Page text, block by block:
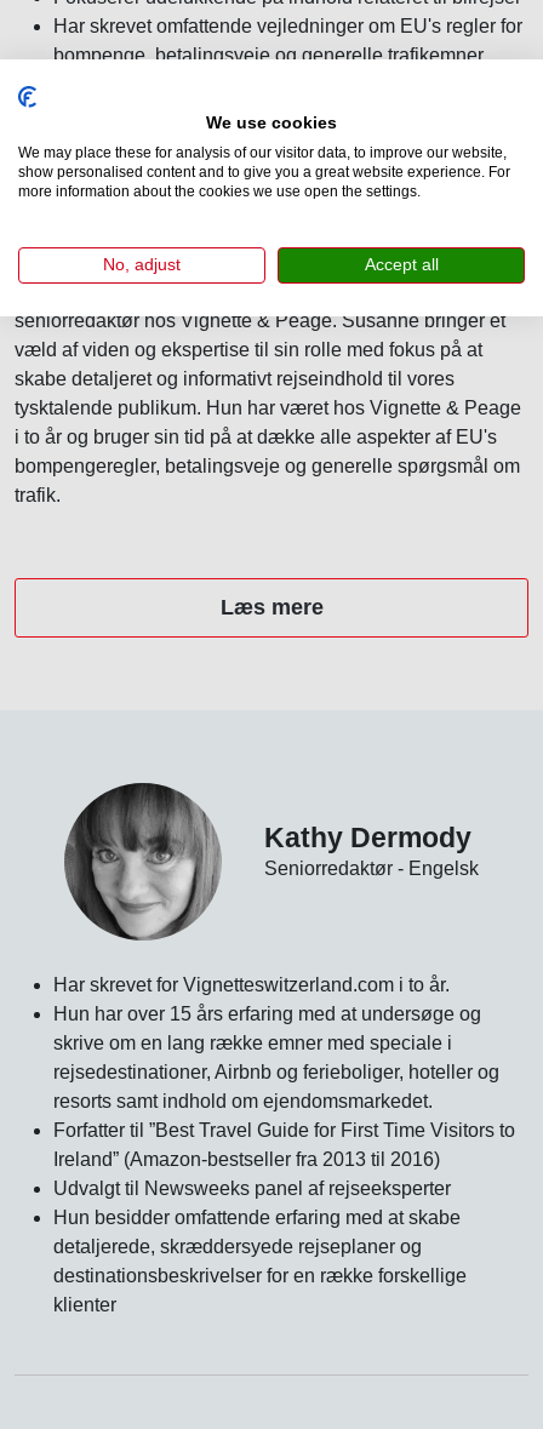
Har skrevet omfattende vejledninger om EU's regler for
bompenge, betalingsveje og generelle trafikemner
seniorredaktør hos Vignette & Peage. Susanne bringer et
væld af viden og ekspertise til sin rolle med fokus på at
skabe detaljeret og informativt rejseindhold til vores
tysktalende publikum. Hun har været hos Vignette & Peage
i to år og bruger sin tid på at dække alle aspekter af EU's
bompengeregler, betalingsveje og generelle spørgsmål om
trafik.
Læs mere
Kathy Dermody
Seniorredaktør - Engelsk
Har skrevet for Vignetteswitzerland.com i to år.
Hun har over 15 års erfaring med at undersøge og
skrive om en lang række emner med speciale i
rejsedestinationer, Airbnb og ferieboliger, hoteller og
resorts samt indhold om ejendomsmarkedet.
Forfatter til ”Best Travel Guide for First Time Visitors to
Ireland” (Amazon-bestseller fra 2013 til 2016)
Udvalgt til Newsweeks panel af rejseeksperter
Hun besidder omfattende erfaring med at skabe
detaljerede, skræddersyede rejseplaner og
destinationsbeskrivelser for en række forskellige
klienter
We use cookies
We may place these for analysis of our visitor data, to improve our website,
show personalised content and to give you a great website experience. For
more information about the cookies we use open the settings.
No, adjust Accept all